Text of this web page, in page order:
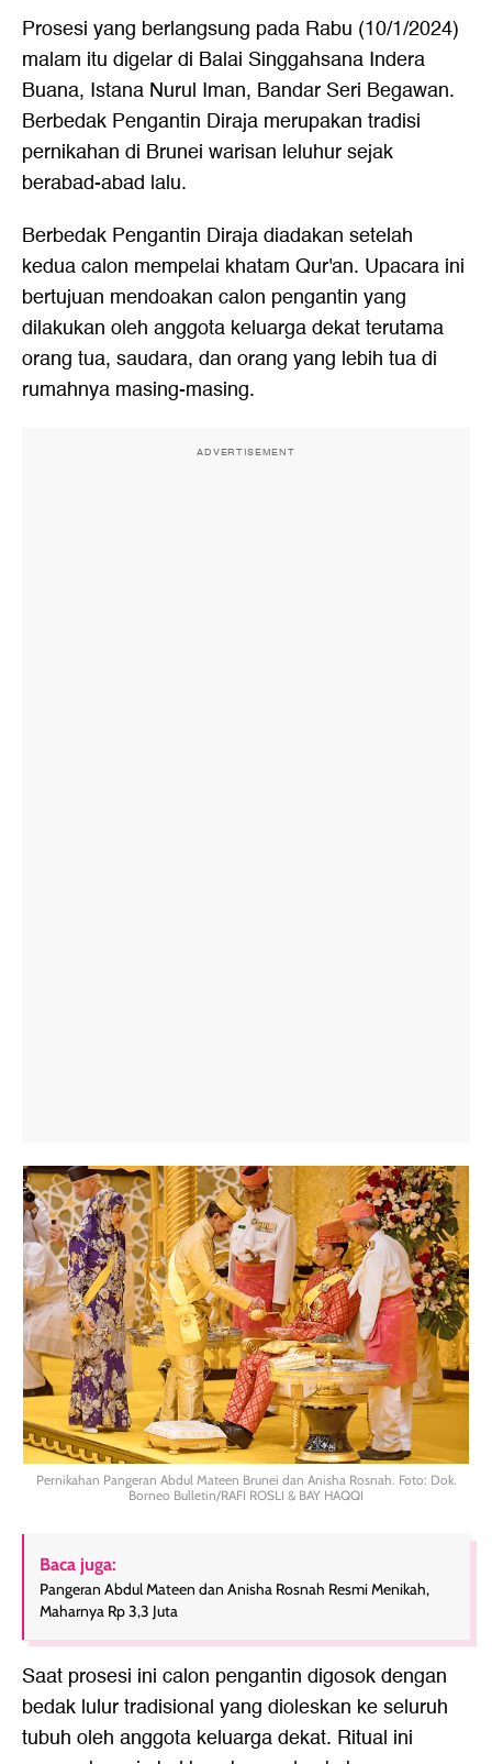
Prosesi yang berlangsung pada Rabu (10/1/2024)
malam itu digelar di Balai Singgahsana Indera
Buana, Istana Nurul Iman, Bandar Seri Begawan.
Berbedak Pengantin Diraja merupakan tradisi
pernikahan di Brunei warisan leluhur sejak
berabad-abad lalu.
Berbedak Pengantin Diraja diadakan setelah
kedua calon mempelai khatam Qur'an. Upacara ini
bertujuan mendoakan calon pengantin yang
dilakukan oleh anggota keluarga dekat terutama
orang tua, saudara, dan orang yang lebih tua di
rumahnya masing-masing.
ADVERTISEMENT
Pernikahan Pangeran Abdul Mateen Brunei dan Anisha Rosnah. Foto: Dok.
Borneo Bulletin/RAFI ROSLI & BAY HAQQI
Baca juga:
Pangeran Abdul Mateen dan Anisha Rosnah Resmi Menikah,
Maharnya Rp 3,3 Juta
Saat prosesi ini calon pengantin digosok dengan
bedak lulur tradisional yang dioleskan ke seluruh
tubuh oleh anggota keluarga dekat. Ritual ini